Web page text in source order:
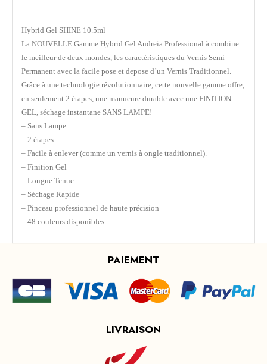
Hybrid Gel SHINE 10.5ml
La NOUVELLE Gamme Hybrid Gel Andreia Professional à combine
le meilleur de deux mondes, les caractéristiques du Vernis Semi-
Permanent avec la facile pose et depose d’un Vernis Traditionnel.
Grâce à une technologie révolutionnaire, cette nouvelle gamme offre,
en seulement 2 étapes, une manucure durable avec une FINITION
GEL, séchage instantane SANS LAMPE!
– Sans Lampe
– 2 étapes
– Facile à enlever (comme un vernis à ongle traditionnel).
– Finition Gel
– Longue Tenue
– Séchage Rapide
– Pinceau professionnel de haute précision
– 48 couleurs disponibles
PAIEMENT
LIVRAISON